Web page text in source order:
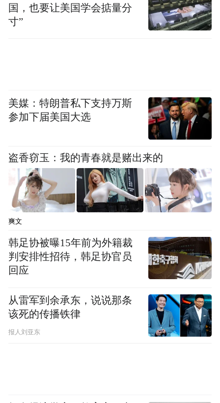
国，也要让美国学会掂量分
寸”
美媒：特朗普私下支持万斯
参加下届美国大选
盗香窃玉：我的青春就是赌出来的
爽文
韩足协被曝15年前为外籍裁
判安排性招待，韩足协官员
回应
从雷军到余承东，说说那条
该死的传播铁律
报人刘亚东